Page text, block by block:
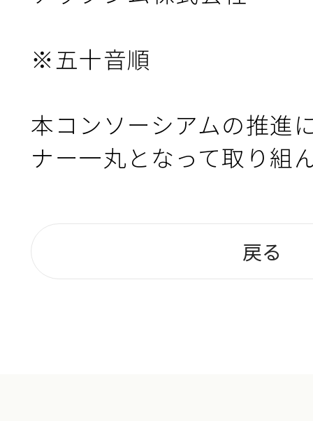
※五十音順
本コンソーシアムの推進
ナー一丸となって取り組
戻る